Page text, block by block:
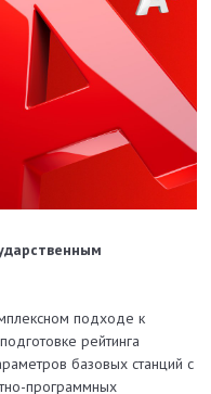
подходе к
рейтинга
базовых станций с
программных